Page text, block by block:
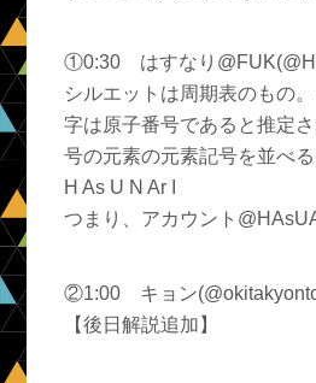
①0:30 はすなり
シルエットは周期表のもの
字は原子番号であると推定
号の元素の元素記号を並べる
H As U N Ar I
つまり、アカウント
②1:00 キョン
【後日解説追加】